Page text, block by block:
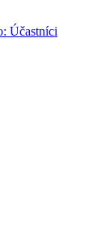
Účastníci